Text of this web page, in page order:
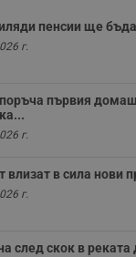
пенсии ще
г.
първия
г.
влизат в сила нови
г.
след скок в реката